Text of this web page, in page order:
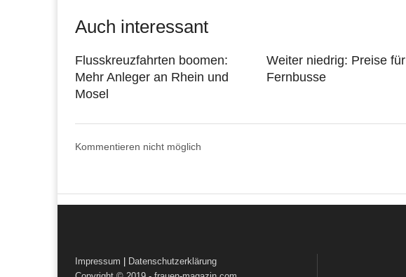
Auch interessant
Flusskreuzfahrten boomen:
Mehr Anleger an Rhein und
Mosel
Weiter niedrig: Preise für
Fernbusse
Kommentieren nicht möglich
Impressum | Datenschutzerklärung